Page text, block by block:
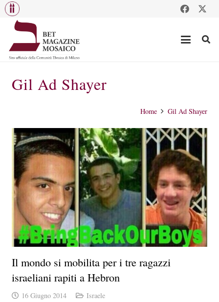
Gil Ad Shayer
Home Gil Ad Shayer
Il mondo si mobilita per i tre ragazzi
israeliani rapiti a Hebron
16 Giugno 2014 Israele